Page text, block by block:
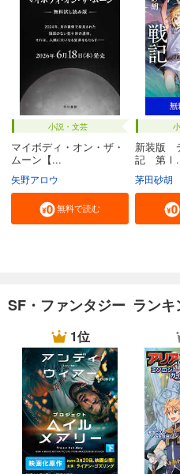
小説・文芸
マイボディ・オン・ザ・
ムーン【...
矢野アロウ
無料で読む
新装版
記 第
茅田砂胡
SF・ファンタジー ランキ
1位